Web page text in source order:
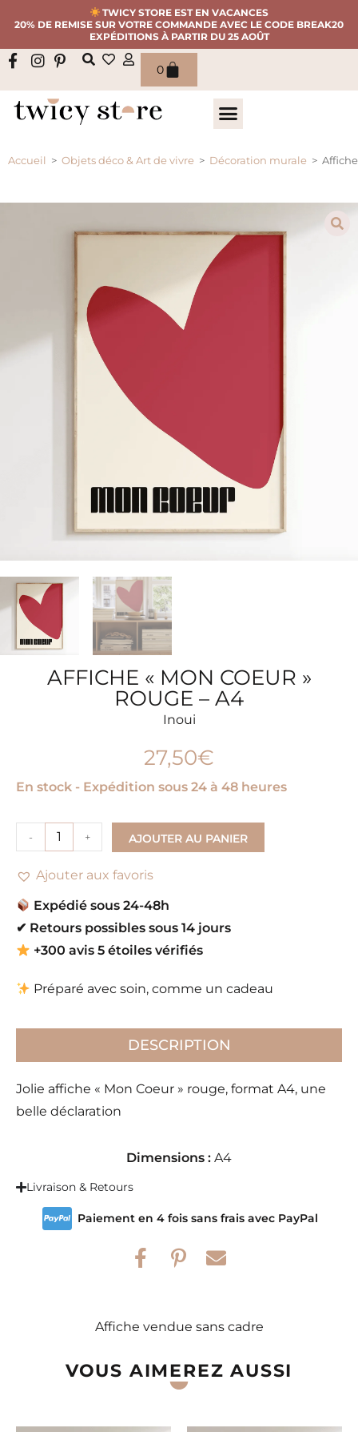
TWICY STORE EST EN VACANCES
20% DE REMISE SUR VOTRE COMMANDE AVEC LE CODE BREAK20
EXPÉDITIONS À PARTIR DU 25 AOÛT
0
Accueil > Objets déco & Art de vivre > Décoration murale >
AFFICHE « MON COEUR »
ROUGE – A4
Inoui
27,50€
En stock - Expédition sous 24 à 48 heures
- + AJOUTER AU PANIER
Ajouter aux favoris
Expédié sous 24-48h
✔ Retours possibles sous 14 jours
+300 avis 5 étoiles vérifiés
Préparé avec soin, comme un cadeau
DESCRIPTION
Jolie affiche « Mon Coeur » rouge, format A4, une
belle déclaration
Dimensions : A4
Livraison & Retours
Paiement en 4 fois sans frais avec PayPal
Affiche vendue sans cadre
VOUS AIMEREZ AUSSI